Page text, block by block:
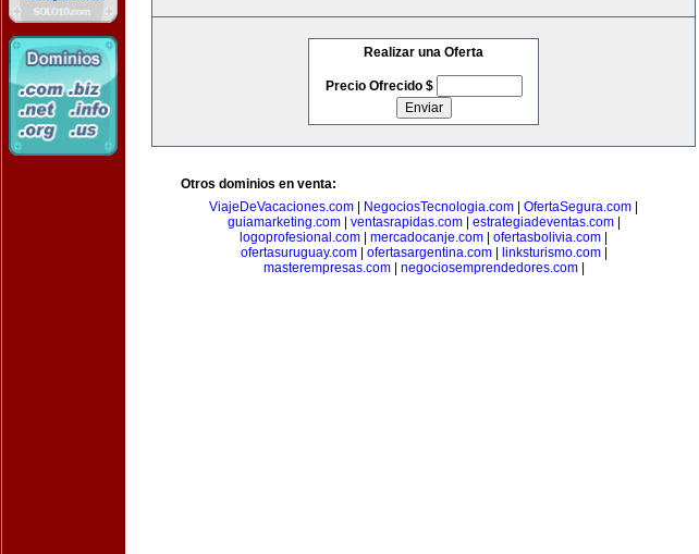
Realizar una Oferta
Precio Ofrecido $
Otros dominios en venta:
ViajeDeVacaciones.com
NegociosTecnologia.com OfertaSegura.com
guiamarketing.com| ventasrapidas.com| estrategiadeventas.com|
logoprofesional.com
mercadocanje.com ofertasbolivia.com
ofertasuruguay.com| ofertasargentina.com| linksturismo.com|
masterempresas.com| negociosemprendedores.com|